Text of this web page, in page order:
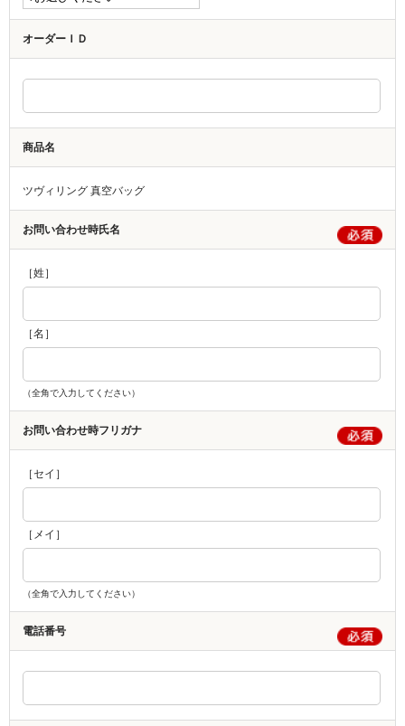
オーダーＩＤ
商品名
ツヴィリング 真空バッグ
お問い合わせ時氏名
［姓］
［名］
（全角で入力してください）
お問い合わせ時フリガナ
［セイ］
［メイ］
（全角で入力してください）
電話番号